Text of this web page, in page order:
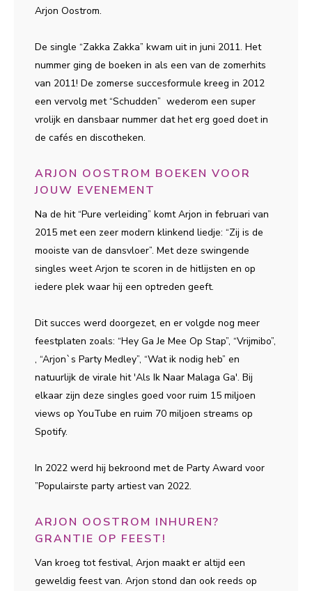
Arjon Oostrom.
De single “Zakka Zakka” kwam uit in juni 2011. Het
nummer ging de boeken in als een van de zomerhits
van 2011! De zomerse succesformule kreeg in 2012
een vervolg met “Schudden” wederom een super
vrolijk en dansbaar nummer dat het erg goed doet in
de cafés en discotheken.
ARJON OOSTROM BOEKEN VOOR
JOUW EVENEMENT
Na de hit “Pure verleiding” komt Arjon in februari van
2015 met een zeer modern klinkend liedje: “Zij is de
mooiste van de dansvloer”. Met deze swingende
singles weet Arjon te scoren in de hitlijsten en op
iedere plek waar hij een optreden geeft.
Dit succes werd doorgezet, en er volgde nog meer
feestplaten zoals: “Hey Ga Je Mee Op Stap”, “Vrijmibo”,
, “Arjon`s Party Medley”, “Wat ik nodig heb” en
natuurlijk de virale hit 'Als Ik Naar Malaga Ga'. Bij
elkaar zijn deze singles goed voor ruim 15 miljoen
views op YouTube en ruim 70 miljoen streams op
Spotify.
In 2022 werd hij bekroond met de Party Award voor
”Populairste party artiest van 2022.
ARJON OOSTROM INHUREN?
GRANTIE OP FEEST!
Van kroeg tot festival, Arjon maakt er altijd een
geweldig feest van. Arjon stond dan ook reeds op